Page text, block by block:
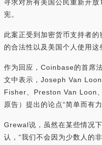
寻求对所有美国公民重新开
宪。
此案正受到加密货币支持者
的合法性以及美国个人使用这
作为回应，Coinbase的首席
文中表示，Joseph Van
Fisher、Preston Van Loon
原告）提出的论点“简单而有力
Grewal说，虽然在某些情况
认，“我们不会因为少数人的